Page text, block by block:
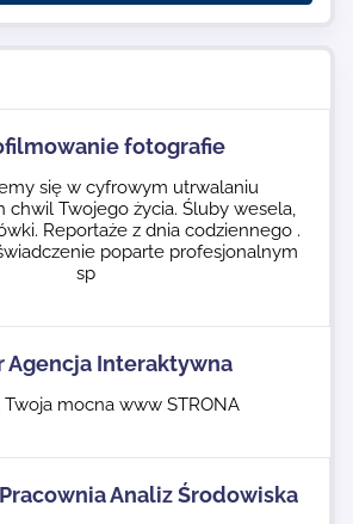
fotografie
się w cyfrowym utrwalaniu
chwil Twojego życia. Śluby wesela,
Reportaże z dnia codziennego .
poparte profesjonalnym
sp
Agencja Interaktywna
Twoja mocna www STRONA
Analiz Środowiska